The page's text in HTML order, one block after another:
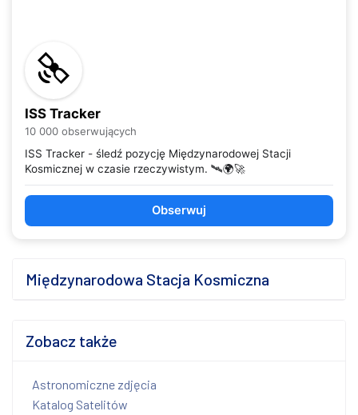
ISS Tracker
10 000 obserwujących
ISS Tracker - śledź pozycję Międzynarodowej Stacji
Kosmicznej w czasie rzeczywistym. 🛰️🌍🚀
Obserwuj
Międzynarodowa Stacja Kosmiczna
Zobacz także
Astronomiczne zdjęcia
Katalog Satelitów